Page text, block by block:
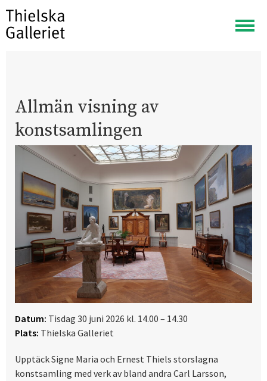
Visa
meny
Allmän visning av
konstsamlingen
Datum: Tisdag 30 juni 2026 kl. 14.00 – 14.30
Plats: Thielska Galleriet
Upptäck Signe Maria och Ernest Thiels storslagna
konstsamling med verk av bland andra Carl Larsson,